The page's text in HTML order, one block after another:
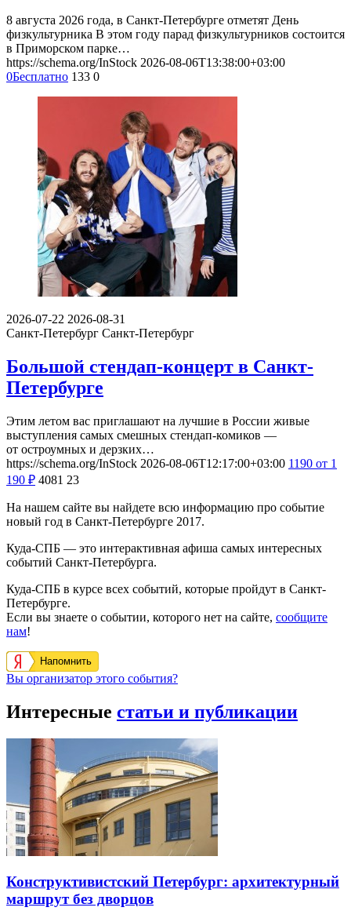
8 августа 2026 года, в Санкт-Петербурге отметят День
физкультурника В этом году парад физкультурников состоится
в Приморском парке…
https://schema.org/InStock 2026-08-06T13:38:00+03:00
0Бесплатно 133 0
2026-07-22 2026-08-31
Санкт-Петербург Санкт-Петербург
Большой стендап-концерт в Санкт-
Петербурге
Этим летом вас приглашают на лучшие в России живые
выступления самых смешных стендап-комиков —
от остроумных и дерзких…
https://schema.org/InStock 2026-08-06T12:17:00+03:00 1190 от 1
190 ₽ 4081 23
На нашем сайте вы найдете всю информацию про событие
новый год в Санкт-Петербурге 2017.
Куда-СПБ — это интерактивная афиша самых интересных
событий Санкт-Петербурга.
Куда-СПБ в курсе всех событий, которые пройдут в Санкт-
Петербурге.
Если вы знаете о событии, которого нет на сайте, сообщите
нам!
Напомнить
Вы организатор этого события?
Интересные статьи и публикации
Конструктивистский Петербург: архитектурный
маршрут без дворцов